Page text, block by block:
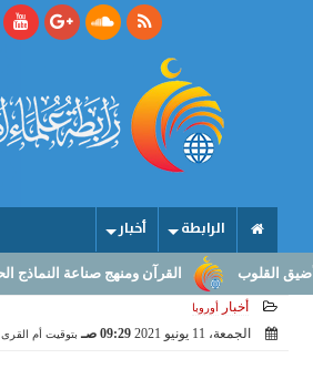
الرابطة أخبار
القرآن ومنهج صناعة النماذج الحضارية
أخبار أوروبا
الجمعة، 11 يونيو 2021 09:29 صـ بتوقيت أم القرى